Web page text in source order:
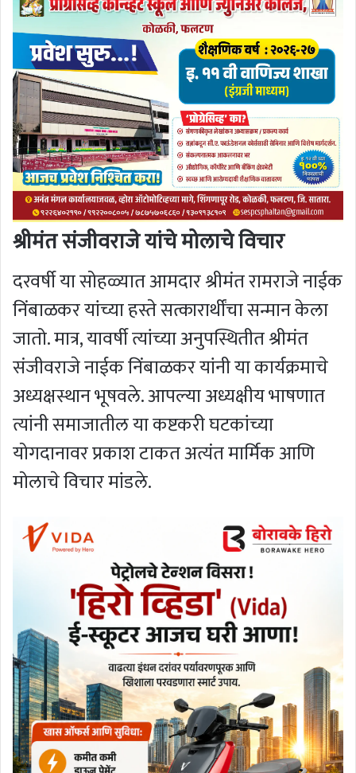
श्रीमंत संजीवराजे यांचे मोलाचे विचार
दरवर्षी या सोहळ्यात आमदार श्रीमंत रामराजे नाईक
निंबाळकर यांच्या हस्ते सत्कारार्थींचा सन्मान केला
जातो. मात्र, यावर्षी त्यांच्या अनुपस्थितीत श्रीमंत
संजीवराजे नाईक निंबाळकर यांनी या कार्यक्रमाचे
अध्यक्षस्थान भूषवले. आपल्या अध्यक्षीय भाषणात
त्यांनी समाजातील या कष्टकरी घटकांच्या
योगदानावर प्रकाश टाकत अत्यंत मार्मिक आणि
मोलाचे विचार मांडले.